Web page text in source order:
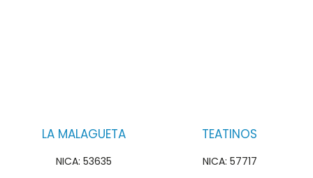
LA MALAGUETA
NICA: 53635
TEATINOS
NICA: 57717